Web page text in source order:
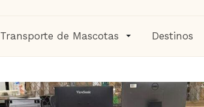
Transporte de Mascotas Destinos